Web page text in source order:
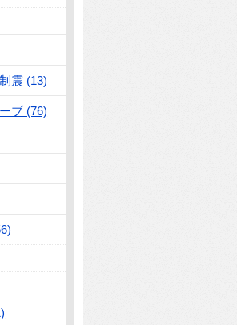
震 (13)
ブ (76)